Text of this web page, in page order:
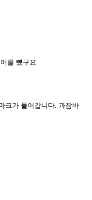
를 뺐구요
크가 들어갑니다.과잠바